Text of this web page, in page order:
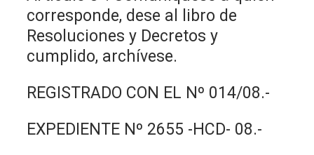
corresponde, dese al libro de
Resoluciones y Decretos y
cumplido, archívese.
REGISTRADO CON EL Nº 014/08.-
EXPEDIENTE Nº 2655 -HCD- 08.-